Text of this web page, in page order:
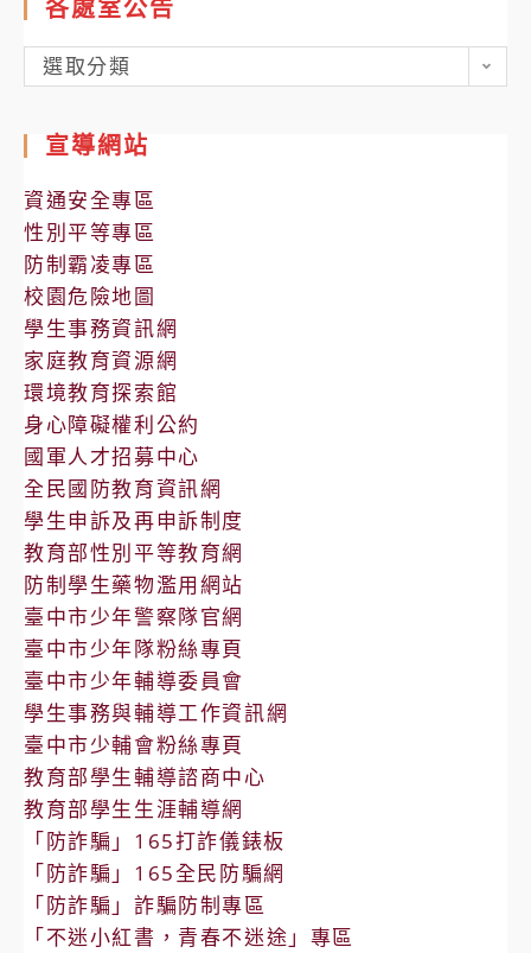
各處室公告
各
處
公
告
選取分類
宣導網站
資通安全專區
性別平等專區
防制霸凌專區
校園危險地圖
學生事務資訊網
家庭教育資源網
環境教育探索館
身心障礙權利公約
國軍人才招募中心
全民國防教育資訊網
學生申訴及再申訴制度
教育部性別平等教育網
防制學生藥物濫用網站
臺中市少年警察隊官網
臺中市少年隊粉絲專頁
臺中市少年輔導委員會
學生事務與輔導工作資訊網
臺中市少輔會粉絲專頁
教育部學生輔導諮商中心
教育部學生生涯輔導網
「防詐騙」165打詐儀錶板
「防詐騙」165全民防騙網
「防詐騙」詐騙防制專區
「不迷小紅書，青春不迷途」專區